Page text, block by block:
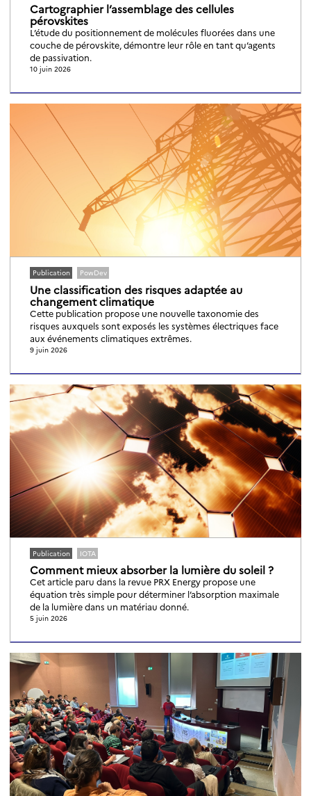
LCA-TASE
Minotaure
PEPR
Smart4Module
Cartographier l’assemblage des cellules
pérovskites
L’étude du positionnement de molécules fluorées dans une
couche de pérovskite, démontre leur rôle en tant qu’agents
de passivation.
10 juin 2026
Publication PowDev
Une classification des risques adaptée au
changement climatique
Cette publication propose une nouvelle taxonomie des
risques auxquels sont exposés les systèmes électriques face
aux événements climatiques extrêmes.
9 juin 2026
Publication IOTA
Comment mieux absorber la lumière du soleil ?
Cet article paru dans la revue PRX Energy propose une
équation très simple pour déterminer l’absorption maximale
de la lumière dans un matériau donné.
5 juin 2026